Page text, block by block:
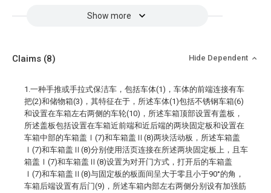
Show more
Claims (8) Hide Dependent
1.一种手推或手拉式保洁车，包括车体(1)，车体的前端连接有车
把(2)和储物箱(3)，其特征在于，所述车体(1)包括不锈钢车箱(6)
和设置在车箱左右两侧的车轮(10)，所述车箱顶部设置有盖板，
所述盖板包括设置在车箱近前端和近后端的两块固定板和设置在
车箱中部的车箱盖Ⅰ(7)和车箱盖Ⅱ(8)两块活动板，所述车箱盖
Ⅰ(7)和车箱盖Ⅱ(8)分别使用活页连接在所述两块固定板上，且车
箱盖Ⅰ(7)和车箱盖Ⅱ(8)设置为对开门方式，打开后的车箱盖
Ⅰ(7)和车箱盖Ⅱ(8)与固定板的板面间呈大于零且小于90°的角，
车箱后端设置有后门(9)，所述车箱内部左右两侧分别设有加强筋